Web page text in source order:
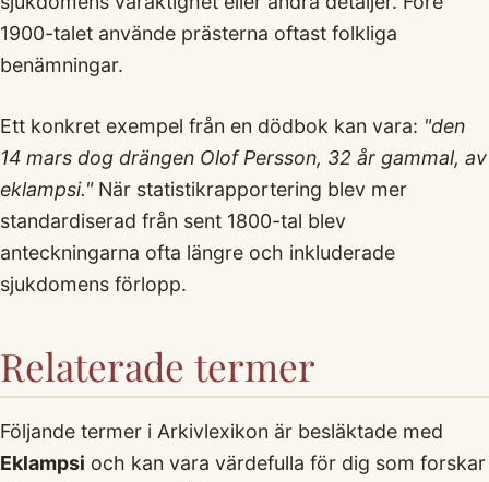
1900-talet använde prästerna oftast folkliga
benämningar.
Ett konkret exempel från en dödbok kan vara: "den
14 mars dog drängen Olof Persson, 32 år gammal, av
eklampsi."När statistikrapportering blev mer
standardiserad från sent 1800-tal blev
anteckningarna ofta längre och inkluderade
sjukdomens förlopp.
Relaterade termer
Följande termer i Arkivlexikon är besläktade med
Eklampsi och kan vara värdefulla för dig som forskar